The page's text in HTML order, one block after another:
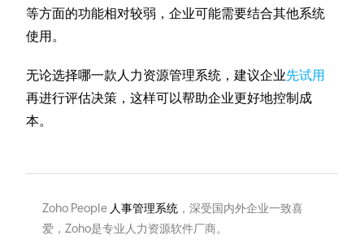
等方面的功能相对较弱，企业可能需要结合其他系统
使用。
无论选择哪一款人力资源管理系统，建议企业先试用
再进行评估决策，这样可以帮助企业更好地控制成
本。
Zoho People 人事管理系统，深受国内外企业一致喜
爱，Zoho是专业人力资源软件厂商。